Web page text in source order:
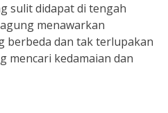
sulit didapat di tengah
menawarkan
berbeda dan tak terlupakan
mencari kedamaian dan